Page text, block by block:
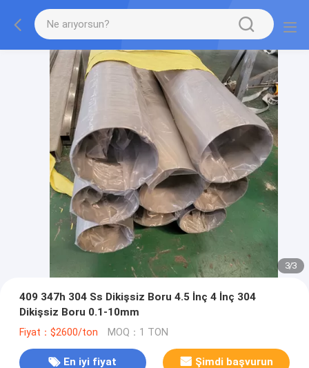
3/3
409 347h 304 Ss Dikişsiz Boru 4.5 İnç 4 İnç 304
Dikişsiz Boru 0.1-10mm
Fiyat：$2600/ton MOQ：1 TON
En iyi fiyat Şimdi başvurun